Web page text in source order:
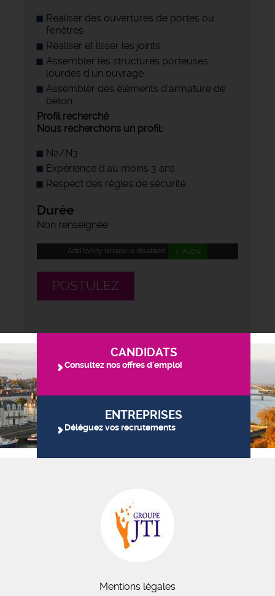
Réaliser des ouvertures de portes ou
fenêtres
Réaliser et lisser les joints
Assembler les structures porteuses
lourdes d'un ouvrage
Assembler des éléments d'armature de
béton
Profil recherché
Nous recherchons un profil:
N2/N3
Expérience d'au moins 3 ans
Respect des règles de sécurité
Durée
Non renseignée
AddToAny (share) is disabled. ✓ Allow
POSTULEZ
CANDIDATS
Consultez nos offres d'emploi
ENTREPRISES
Déléguez vos recrutements
Mentions légales